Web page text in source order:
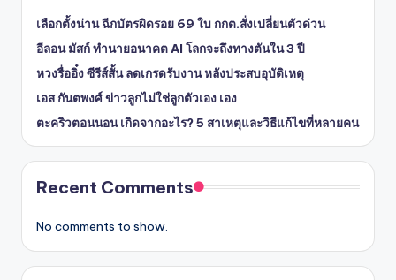
เลือกตั้งน่าน ฉีกบัตรผิดรอย 69 ใบ กกต.สั่งเปลี่ยนตัวด่วน
อีลอน มัสก์ ทำนายอนาคต AI โลกจะถึงทางตันใน 3 ปี
หวงรื่ออิ๋ง ซีรีส์สั้น ลดเกรดรับงาน หลังประสบอุบัติเหตุ
เอส กันตพงศ์ ข่าวลูกไม่ใช่ลูกตัวเอง เอง
ตะคริวตอนนอน เกิดจากอะไร? 5 สาเหตุและวิธีแก้ไขที่หลายคน
Recent Comments
No comments to show.